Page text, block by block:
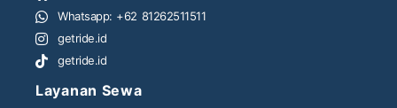
Whatsapp: +62 81262511511
getride.id
getride.id
Layanan Sewa